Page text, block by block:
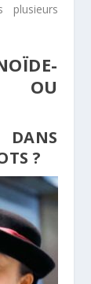
plusieurs
OU
DANS
?